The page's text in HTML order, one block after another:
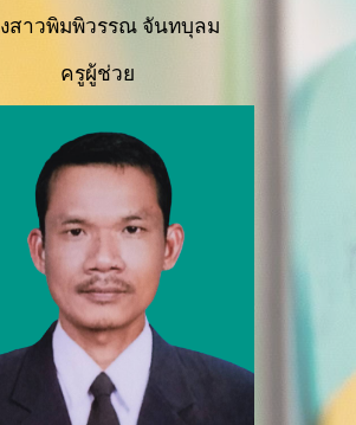
งสาวพิมพิวรรณ จันทบุลม
ครูผู้ช่วย